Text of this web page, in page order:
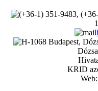
KRID